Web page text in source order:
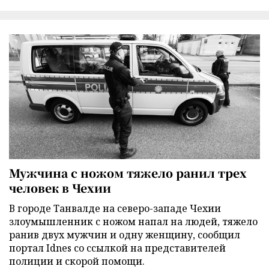
Мужчина с ножом тяжело ранил трех
человек в Чехии
В городе Танвалде на северо-западе Чехии
злоумышленник с ножом напал на людей, тяжело
ранив двух мужчин и одну женщину, сообщил
портал Idnes со ссылкой на представителей
полиции и скорой помощи.